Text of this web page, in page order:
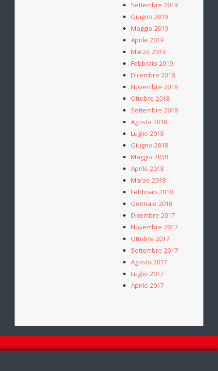
Settembre 2019
Giugno 2019
Maggio 2019
Aprile 2019
Marzo 2019
Febbraio 2019
Dicembre 2018
Novembre 2018
Ottobre 2018
Settembre 2018
Agosto 2018
Luglio 2018
Giugno 2018
Maggio 2018
Aprile 2018
Marzo 2018
Febbraio 2018
Gennaio 2018
Dicembre 2017
Novembre 2017
Ottobre 2017
Settembre 2017
Agosto 2017
Luglio 2017
Aprile 2017